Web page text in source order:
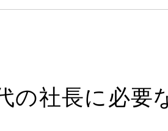
の社長に必要